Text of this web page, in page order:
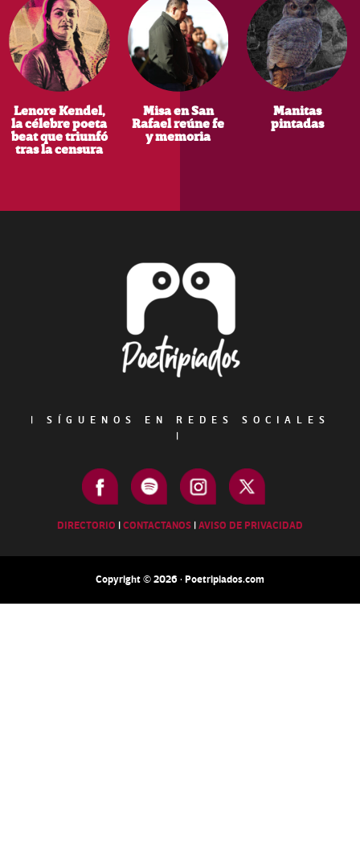
DIRECTORIO CONTACTANOS AVISO DE PRIVACIDAD
Copyright © 2026 · Poetripiados.com